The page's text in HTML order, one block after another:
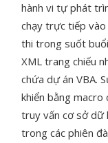
hành vi tự phát
chạy trực tiếp vào
thi trong suốt
XML trang chiếu
chứa dự án VBA.
khiển bằng macro
truy vấn cơ sở dữ
trong các phiên